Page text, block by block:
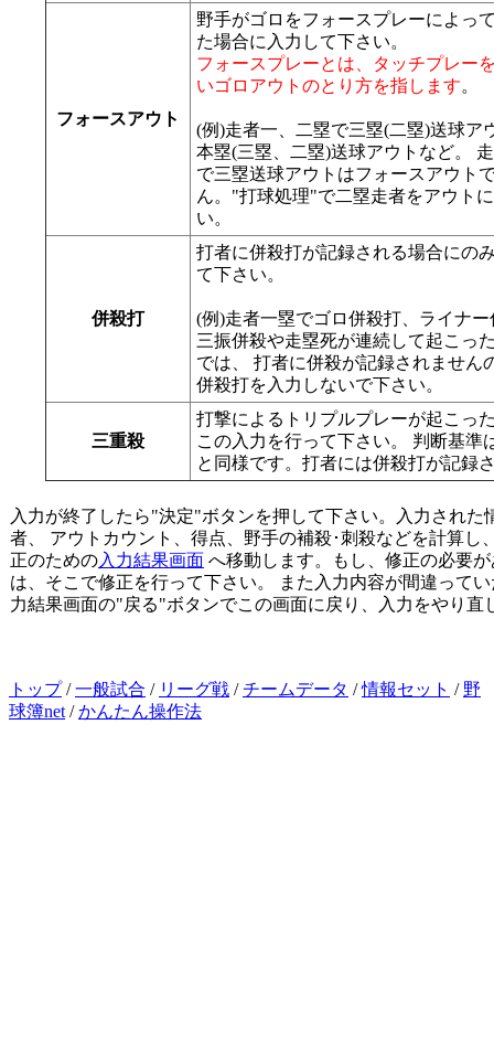
フォースアウト
野手がゴロをフォースプレーによっ
た場合に入力して下さい。
フォースプレーとは、タッチプレー
いゴロアウトのとり方を指します。
(例)走者一、二塁で三塁(二塁)送球ア
本塁(三塁、二塁)送球アウトなど。
で三塁送球アウトはフォースアウト
ん。"打球処理"で二塁走者をアウト
い。
併殺打
打者に併殺打が記録される場合にの
て下さい。
(例)走者一塁でゴロ併殺打、ライナ
三振併殺や走塁死が連続して起こっ
では、 打者に併殺が記録されません
併殺打を入力しないで下さい。
三重殺
打撃によるトリプルプレーが起こっ
この入力を行って下さい。 判断基準
と同様です。打者には併殺打が記録
入力が終了したら"決定"ボタンを押して下さい。入力された
者、 アウトカウント、得点、野手の補殺･刺殺などを計算し
正のための入力結果画面 へ移動します。もし、修正の必要
は、そこで修正を行って下さい。 また入力内容が間違って
力結果画面の"戻る"ボタンでこの画面に戻り、入力をやり直
トップ/一般試合 / リーグ戦 /チームデータ /情報セット / 野
球簿net /かんたん操作法